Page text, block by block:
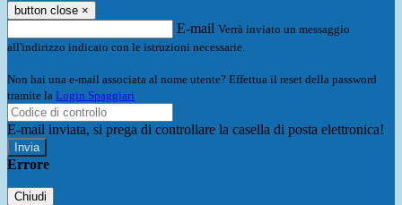
button close ×
E-mail Verrà inviato un messaggio
all'indirizzo indicato con le istruzioni necessarie.
Non hai una e-mail associata al nome utente? Effettua il reset della password
tramite la Login Spaggiari
E-mail inviata, si prega di controllare la casella di posta elettronica!
Errore
Chiudi